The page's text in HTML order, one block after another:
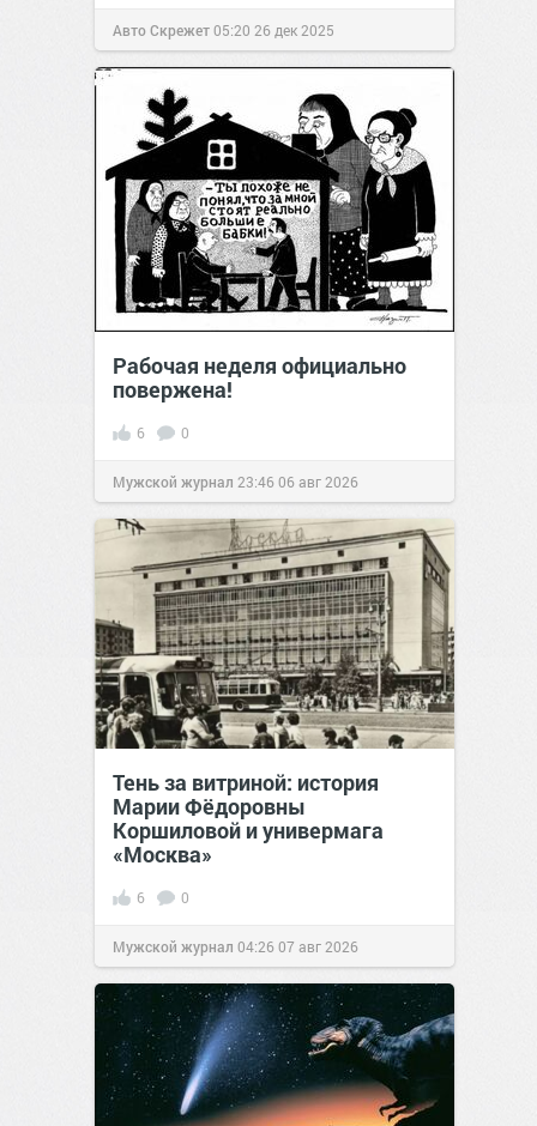
Авто Скрежет05:20 26 дек 2025
Рабочая неделя официально
повержена!
6 0
Мужской журнал 23:4606 авг 2026
Тень за витриной: история
Марии Фёдоровны
Коршиловой и универмага
«Москва»
6 0
Мужской журнал 04:2607 авг 2026